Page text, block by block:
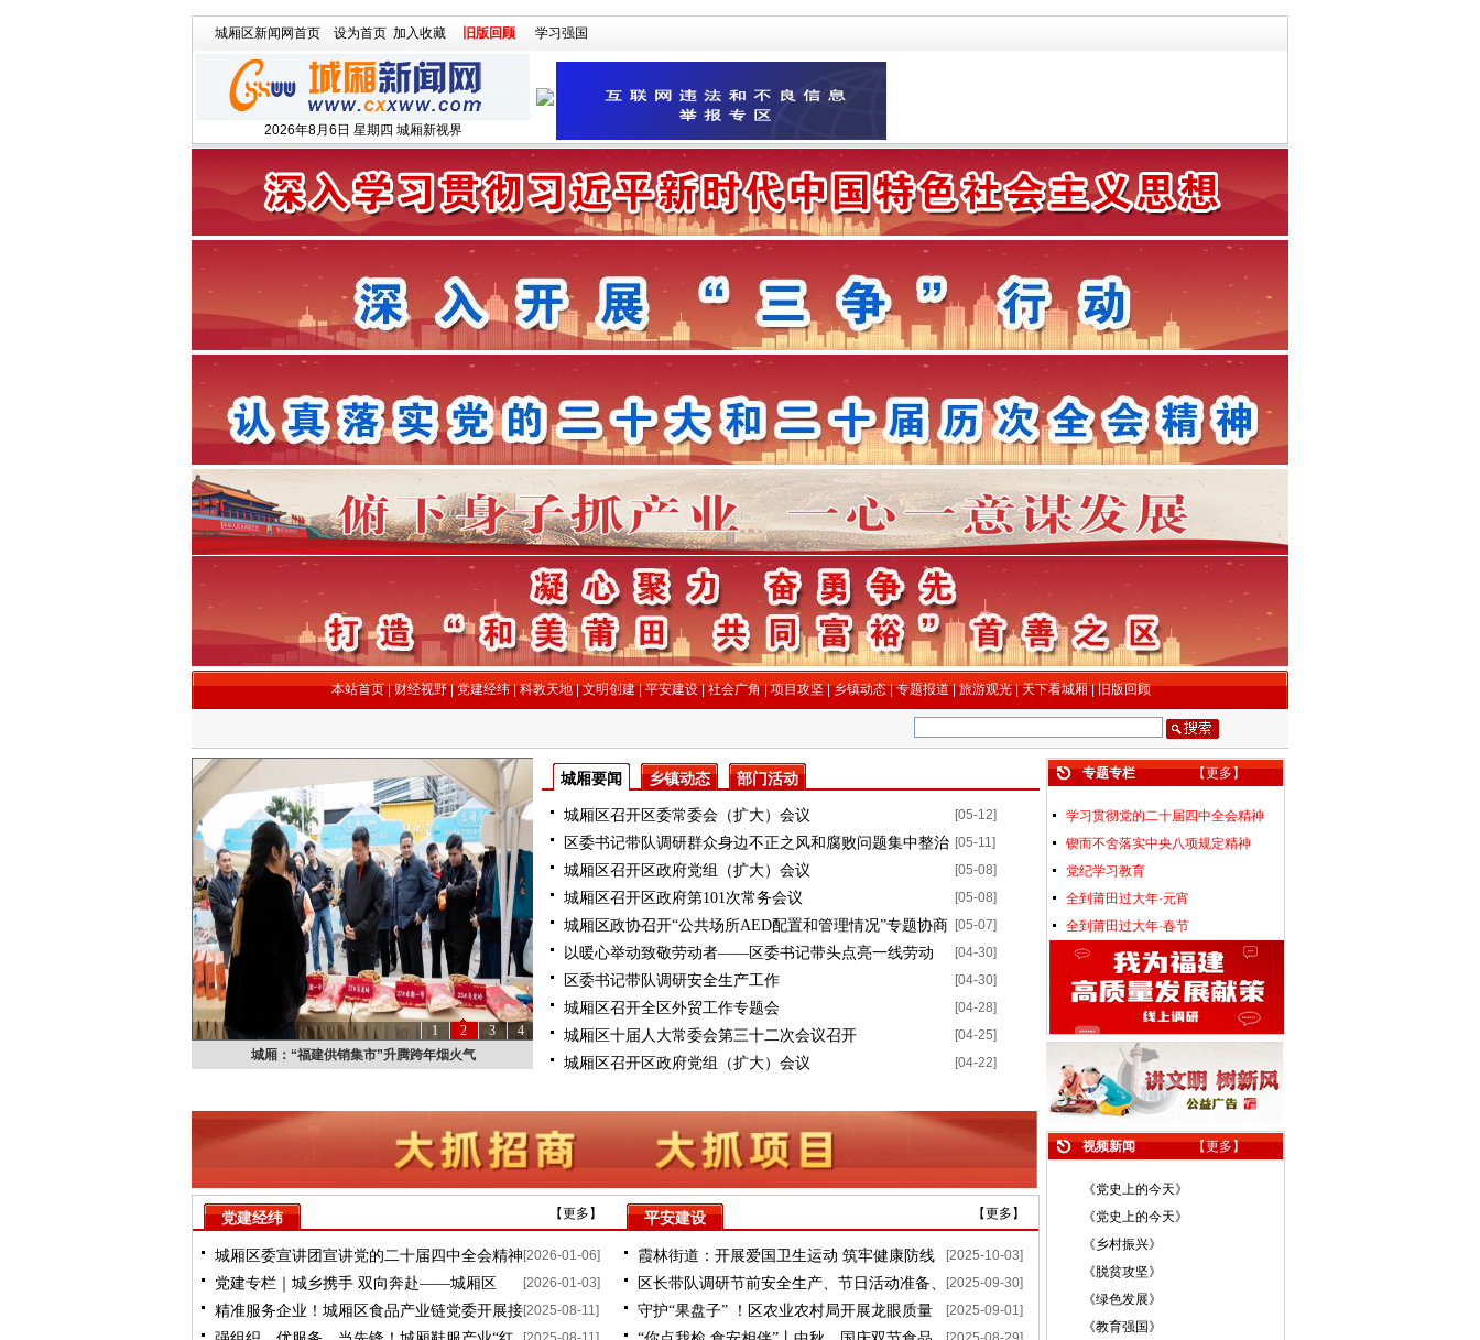
城厢区新闻网首页 设为首页 加入收藏 旧版回顾 学习强国
2026年8月6日 星期四 城厢新视界
本站首页|财经视野|党建经纬|科教天地|文明创建|平安建设|社会广角|项目攻坚|乡镇动态|专题报道|旅游观光|天下看城厢|旧版回顾
城厢：“福建供销集市”升腾跨年烟火气
1 2 3 4
城厢要闻 乡镇动态 部门活动
城厢区召开区委常委会（扩大）会议 [05-12]
区委书记带队调研群众身边不正之风和腐败问题集中整治
工作推进情况
[05-11]
城厢区召开区政府党组（扩大）会议 [05-08]
城厢区召开区政府第101次常务会议 [05-08]
城厢区政协召开“公共场所AED配置和管理情况”专题协商
会
[05-07]
以暖心举动致敬劳动者——区委书记带头点亮一线劳动
者“微心愿”
[04-30]
区委书记带队调研安全生产工作 [04-30]
城厢区召开全区外贸工作专题会 [04-28]
城厢区十届人大常委会第三十二次会议召开 [04-25]
城厢区召开区政府党组（扩大）会议 [04-22]
党建经纬 【更多 】
城厢区委宣讲团宣讲党的二十届四中全会精神
（镇街专场）
[2026-01-06]
党建专栏｜城乡携手 双向奔赴——城厢区
以“跨村联建”解锁乡村共富密码
[2026-01-03]
精准服务企业！城厢区食品产业链党委开展接[2025-08-11]
平安建设 【更多 】
霞林街道：开展爱国卫生运动 筑牢健康防线 [2025-10-03]
区长带队调研节前安全生产、节日活动准备、
食品安全、稳价保供等情况
[2025-09-30]
守护“果盘子” ！区农业农村局开展龙眼质量
[2025-09-01]
专题专栏 【更多】
学习贯彻党的二十届四中全会精神
锲而不舍落实中央八项规定精神
党纪学习教育
全到莆田过大年·元宵
全到莆田过大年·春节
视频新闻 【更多】
《党史上的今天》
《党史上的今天》
《乡村振兴》
《脱贫攻坚》
《绿色发展》
《教育强国》